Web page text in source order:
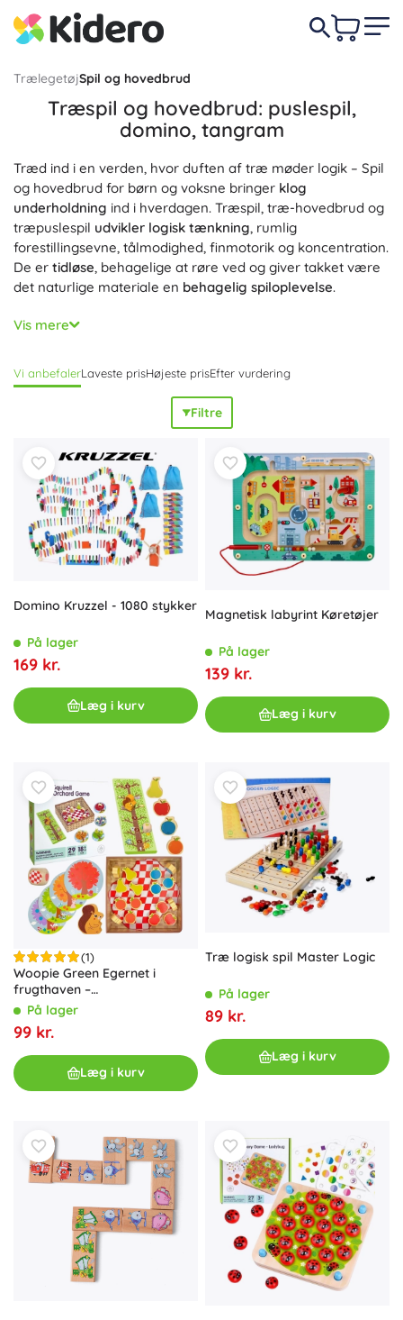
TrælegetøjSpil og hovedbrud
Træspil og hovedbrud: puslespil,
domino, tangram
Træd ind i en verden, hvor duften af træ møder logik – Spil
og hovedbrud for børn og voksne bringer klog
underholdning ind i hverdagen. Træspil, træ-hovedbrud og
træpuslespil udvikler logisk tænkning, rumlig
forestillingsevne, tålmodighed, finmotorik og koncentration.
De er tidløse, behagelige at røre ved og giver takket være
det naturlige materiale en behagelig spiloplevelse.
Her finder du træpuslespil i forskellige sværhedsgrader,
klassisk trædomino, tangrammer, 3D-hovedbrud,
Montessori-læringsspil. Den præcise forarbejdning, glatte
kanter og ugiftige farver gør disse produkter
lang levetid
ved hyppig leg. Ideelle til familiespil ved bordet,
gruppeaktiviteter og stille fordybelse. Uanset om du leder
efter familiespil til bordet, rejsehovedbrud til rygsækken
eller en original gave, tilbyder logiske spil af naturligt træ
kreativ læringogglæden ved at løsefor både
førskolebørn, skolebørn og voksne. Trædomino, tangram
og byggesæt træner hukommelse, koncentration og
samarbejde og sund
miniopgaver til krævende 3D-hovedbrud – og oplev
meningsfuld underholdning
Vis mere
Vi anbefalerLaveste prisHøjeste prisEfter vurdering
Filtre
Domino Kruzzel - 1080 stykker
På lager
169 kr.
Læg i kurv
Magnetisk labyrint Køretøjer
På lager
139 kr.
Læg i kurv
(1)
Woopie Green Egernet i
frugthaven –
familiekooperativt spil i træ
På lager
99 kr.
Læg i kurv
Træ logisk spil Master Logic
På lager
89 kr.
Læg i kurv